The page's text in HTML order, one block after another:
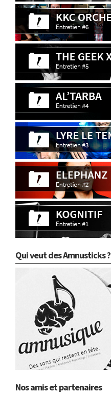
Qui veut des Amnusticks ?
Nos amis et partenaires